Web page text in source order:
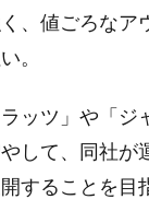
、値ごろな
。
ッツ」や「
して、同社
することを目